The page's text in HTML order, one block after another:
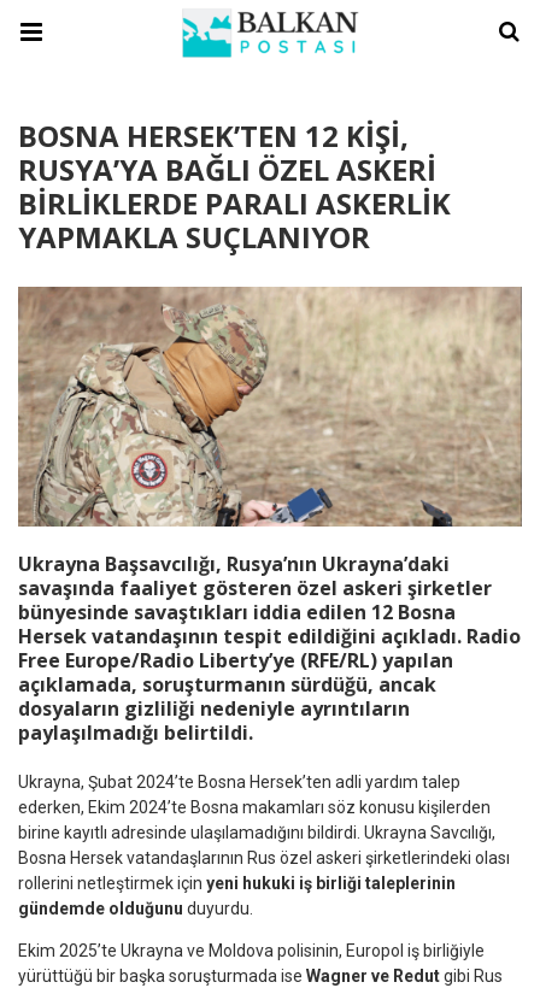
BOSNA HERSEK’TEN 12 KİŞİ,
RUSYA’YA BAĞLI ÖZEL ASKERİ
BİRLİKLERDE PARALI ASKERLİK
YAPMAKLA SUÇLANIYOR
Ukrayna Başsavcılığı, Rusya’nın Ukrayna’daki
savaşında faaliyet gösteren özel askeri şirketler
bünyesinde savaştıkları iddia edilen 12 Bosna
Hersek vatandaşının tespit edildiğini açıkladı. Radio
Free Europe/Radio Liberty’ye (RFE/RL) yapılan
açıklamada, soruşturmanın sürdüğü, ancak
dosyaların gizliliği nedeniyle ayrıntıların
paylaşılmadığı belirtildi.
Ukrayna, Şubat 2024’te Bosna Hersek’ten adli yardım talep
ederken, Ekim 2024’te Bosna makamları söz konusu kişilerden
birine kayıtlı adresinde ulaşılamadığını bildirdi. Ukrayna Savcılığı,
Bosna Hersek vatandaşlarının Rus özel askeri şirketlerindeki olası
rollerini netleştirmek için yeni hukuki iş birliği taleplerinin
gündemde olduğunu duyurdu.
Ekim 2025’te Ukrayna ve Moldova polisinin, Europol iş birliğiyle
yürüttüğü bir başka soruşturmada ise Wagner ve Redutgibi Rus